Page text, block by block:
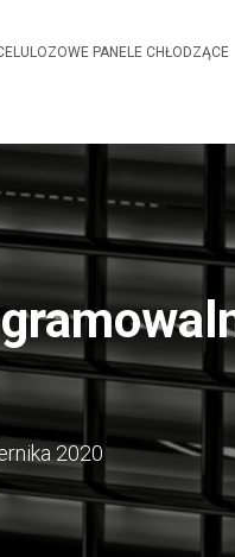
PANELE CHŁODZĄCE
2020